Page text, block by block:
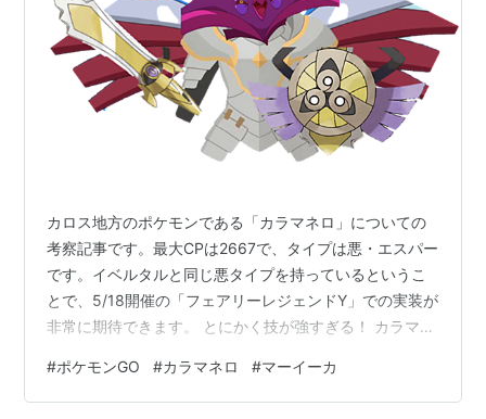
カロス地方のポケモンである「カラマネロ」についての
考察記事です。最大CPは2667で、タイプは悪・エスパー
です。イベルタルと同じ悪タイプを持っているというこ
とで、5/18開催の「フェアリーレジェンドY」での実装が
非常に期待できます。 とにかく技が強すぎる！ カラマネ
合わせにあります。ばかぢから 、イカサマを覚えること
ができ、さらにサイコカッターでゲージを素早く溜めら
#ポケモンGO #カラマネロ #マーイーカ